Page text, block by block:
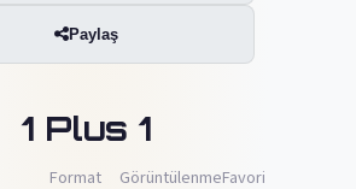
Paylaş
1 Plus 1
Format GörüntülenmeFavori